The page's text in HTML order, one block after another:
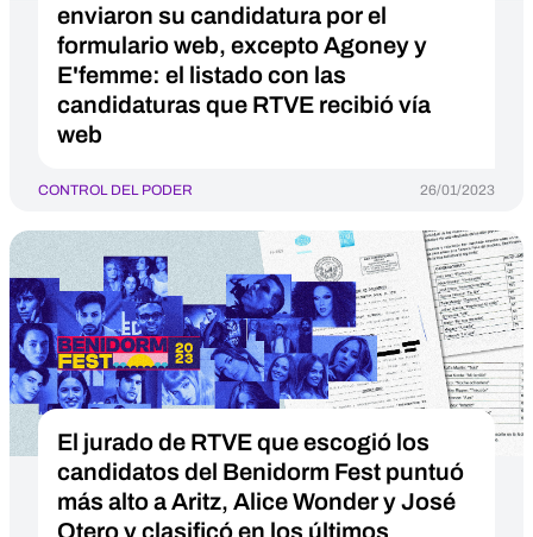
enviaron su candidatura por el
formulario web, excepto Agoney y
E'femme: el listado con las
candidaturas que RTVE recibió vía
web
CONTROL DEL PODER 26/01/2023
El jurado de RTVE que escogió los
candidatos del Benidorm Fest puntuó
más alto a Aritz, Alice Wonder y José
Otero y clasificó en los últimos